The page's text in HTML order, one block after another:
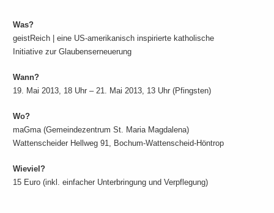
Was?
geistReich | eine US-amerikanisch inspirierte katholische
Initiative zur Glaubenserneuerung
Wann?
19. Mai 2013, 18 Uhr – 21. Mai 2013, 13 Uhr (Pfingsten)
Wo?
maGma (Gemeindezentrum St. Maria Magdalena)
Wattenscheider Hellweg 91, Bochum-Wattenscheid-Höntrop
Wieviel?
15 Euro (inkl. einfacher Unterbringung und Verpflegung)